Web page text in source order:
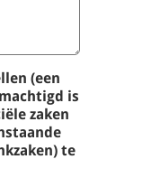
(een
is
zaken
te